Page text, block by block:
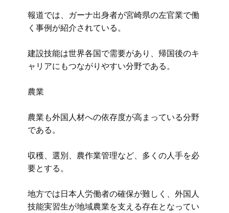
報道では、ガーナ出身者が宮崎県の左官業で働
く事例が紹介されている。
建設技能は世界各国で需要があり、帰国後のキ
ャリアにもつながりやすい分野である。
農業
農業も外国人材への依存度が高まっている分野
である。
収穫、選別、農作業管理など、多くの人手を必
要とする。
地方では日本人労働者の確保が難しく、外国人
技能実習生が地域農業を支える存在となってい